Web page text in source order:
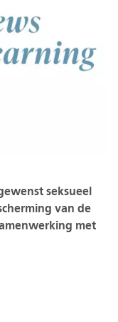
seksueel
van de
met